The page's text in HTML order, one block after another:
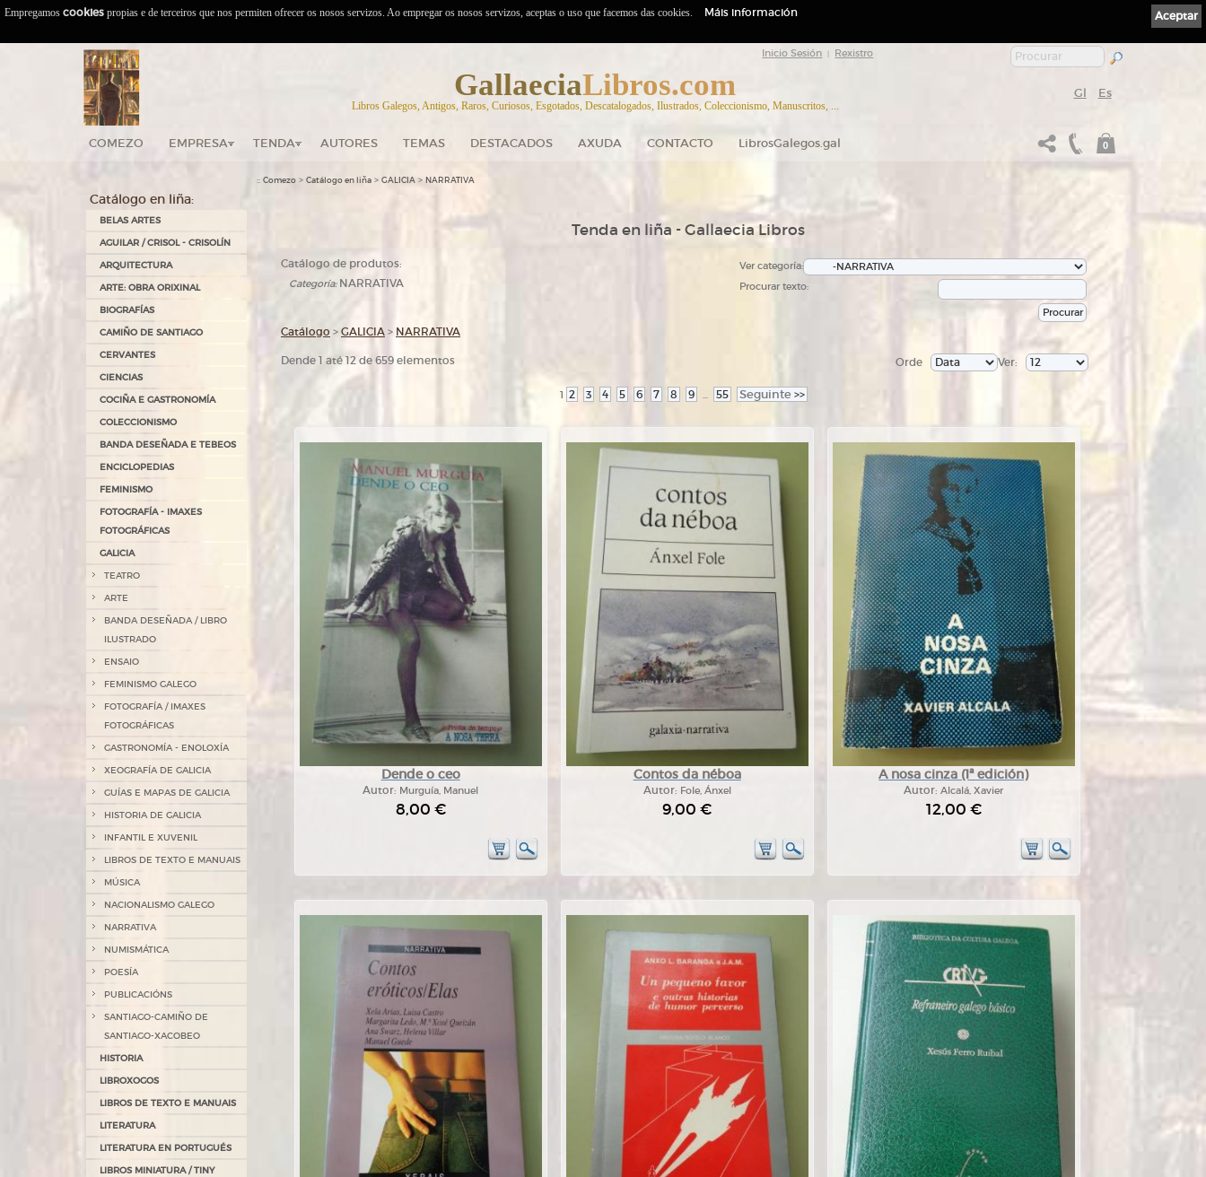
Inicio Sesión Rexistro
GallaeciaLibros.com
Libros Galegos, Antigos, Raros, Curiosos, Esgotados, Descatalogados, Ilustrados, Coleccionismo, Manuscritos, ...
Gl Es
COMEZO EMPRESA TENDA AUTORES TEMAS DESTACADOS AXUDA CONTACTO LibrosGalegos.gal 0
Catálogo en liña:
BELAS ARTES
AGUILAR / CRISOL - CRISOLÍN
ARQUITECTURA
ARTE: OBRA ORIXINAL
BIOGRAFÍAS
CAMIÑO DE SANTIAGO
CERVANTES
CIENCIAS
COCIÑA E GASTRONOMÍA
COLECCIONISMO
BANDA DESEÑADA E TEBEOS
ENCICLOPEDIAS
FEMINISMO
FOTOGRAFÍA - IMAXES
FOTOGRÁFICAS
GALICIA
TEATRO
ARTE
BANDA DESEÑADA / LIBRO
ILUSTRADO
ENSAIO
FEMINISMO GALEGO
FOTOGRAFÍA / IMAXES
FOTOGRÁFICAS
GASTRONOMÍA - ENOLOXÍA
XEOGRAFÍA DE GALICIA
GUÍAS E MAPAS DE GALICIA
HISTORIA DE GALICIA
INFANTIL E XUVENIL
LIBROS DE TEXTO E MANUAIS
MÚSICA
NACIONALISMO GALEGO
NARRATIVA
NUMISMÁTICA
POESÍA
PUBLICACIÓNS
SANTIAGO-CAMIÑO DE
SANTIAGO-XACOBEO
HISTORIA
LIBROXOGOS
LIBROS DE TEXTO E MANUAIS
LITERATURA
LITERATURA EN PORTUGUÉS
LIBROS MINIATURA / TINY
:: Comezo > Catálogo en liña > GALICIA > NARRATIVA
Tenda en liña - Gallaecia Libros
Catálogo de produtos:
Categoría:NARRATIVA
Ver categoría:
Procurar texto:
Catálogo > GALICIA > NARRATIVA
Dende 1 até 12 de 659 elementos Ver:
Orde
1 2 3 4 5 6 7 8 9 ... 55 Seguinte >>
Dende o ceo
Autor: Murguía, Manuel
8,00 €
Contos da néboa
Autor: Fole, Ánxel
9,00 €
A nosa cinza (1ª edición)
Autor:Alcalá, Xavier
12,00 €
Aceptar
Empregamos cookies propias e de terceiros que nos permiten ofrecer os nosos servizos. Ao empregar os nosos servizos, aceptas o uso que facemos das cookies. Máis información